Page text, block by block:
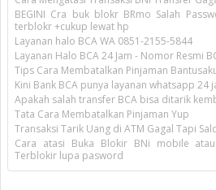
BEGINI Cra buk blokr BRmo Salah
terblokr +cukup lewat hp
Layanan halo BCA WA 0851-2155-5844
Layanan Halo BCA 24 Jam - Nomor Resmi
Tips Cara Membatalkan Pinjaman
Kini Bank BCA punya layanan whatsapp 24
Apakah salah transfer BCA bisa ditarik
Tata Cara Membatalkan Pinjaman Yup
Transaksi Tarik Uang di ATM Gagal Tapi
Cara atasi Buka Blokir BNi mobile
Terblokir lupa pasword